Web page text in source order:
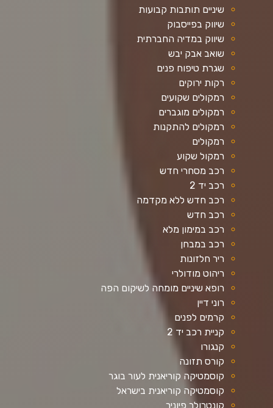
שיניים תותבות קבועות
שיווק בפייסבוק
שיווק במדיה החברתית
שואב אבק יבש
שגרת טיפוח פנים
רקות ירוקים
רמקולים שקועים
רמקולים מוגברים
רמקולים להתקנות
רמקולים
רמקול שקוע
רכב מסחרי חדש
רכב יד 2
רכב חדש ללא מקדמה
רכב חדש
רכב במימון מלא
רכב במבחן
ריר חלזונות
ריהוט מודולרי
רופא שיניים מומחה לשיקום הפה
רוני דיין
קרמים לפנים
קניית רכב יד 2
קנגורו
קורס תזונה
קוסמטיקה קוריאנית לעור בוגר
קוסמטיקה קוריאנית בישראל
קונטרולר פיוניר